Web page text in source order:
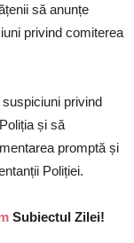
să anunțe
privind comiterea
privind
și să
promptă și
Poliției.
Subiectul Zilei!